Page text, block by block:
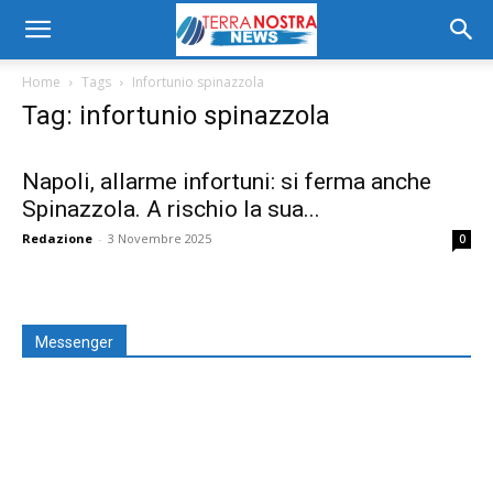
Home Tags Infortunio spinazzola
Tag: infortunio spinazzola
Napoli, allarme infortuni: si ferma anche
Spinazzola. A rischio la sua...
Redazione - 3 Novembre 2025 0
Messenger